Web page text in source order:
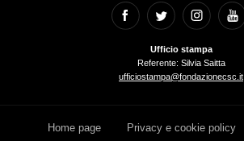
Ufficio stampa
Referente: Silvia Saitta
ufficiostampa@fondazionecsc.it
Home page Privacy e cookie policy